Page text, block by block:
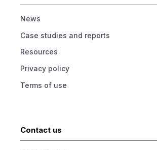
News
Case studies and reports
Resources
Privacy policy
Terms of use
Contact us